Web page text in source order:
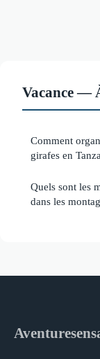
Vacance —
Comment
girafes en
Quels sont les
dans les